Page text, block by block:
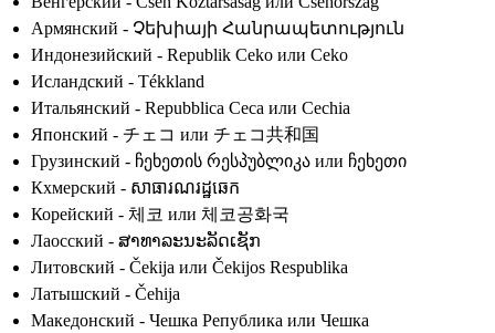
Армянский - Չեխիայի Հանրապետություն
Индонезийский - Republik Ceko или Ceko
Исландский - Tékkland
Итальянский - Repubblica Ceca или Cechia
Японский - チェコ или チェコ共和国
Грузинский - ჩეხეთის რესპუბლიკა или ჩეხეთი
Кхмерский - សាធារណរដ្ឋឆេក
Корейский - 체코 или 체코공화국
Лаосский - ສາທາລະນະລັດເຊັກ
Литовский - Čekija или Čekijos Respublika
Латышский - Čehija
Македонский - Чешка Република или Чешка